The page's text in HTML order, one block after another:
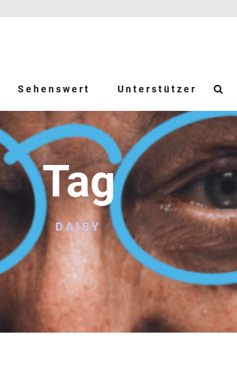
Sehenswert Unterstützer
Tag
DAISY